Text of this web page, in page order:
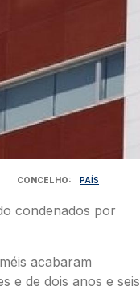
CONCELHO PAÍS
condenados por
acabaram
e de dois anos e seis